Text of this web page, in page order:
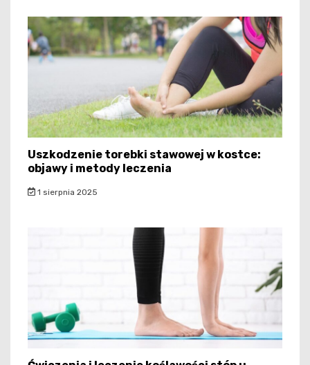
Uszkodzenie torebki stawowej w kostce:
objawy i metody leczenia
1 sierpnia 2025